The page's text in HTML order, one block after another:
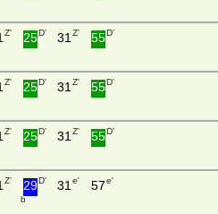
Z' 25D' 31 Z' 55D'
Z' 25D' 31 Z' 55D'
Z' 25D' 31 Z' 55D'
Z' 29D'
b
31 e' 57 e'